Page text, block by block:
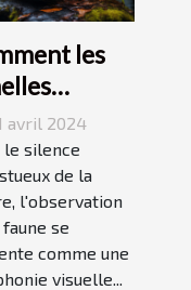
les
faune
avril 2024
le silence
de la
l'observation
se
comme une
visuelle...